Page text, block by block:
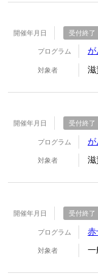
開催年月日 受付終了
プログラム が
対象者
開催年月日 受付終了
プログラム が
対象者 滋
開催年月日 受付終了
プログラム 赤
対象者 一